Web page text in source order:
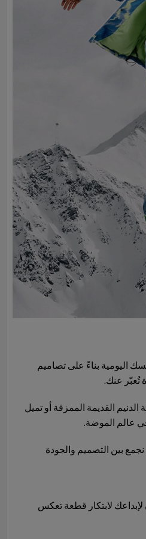
بناءً على تصاميم
القديمة الممزقة أو تميل
عالم الموضة.
بين التصميم والجودة
لإبداعك لابتكار قطعة تعكس